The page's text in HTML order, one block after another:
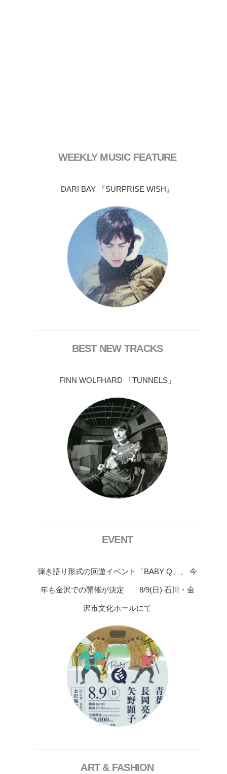
WEEKLY MUSIC FEATURE
DARI BAY 『SURPRISE WISH』
BEST NEW TRACKS
FINN WOLFHARD 「TUNNELS」
EVENT
弾き語り形式の回遊イベント「BABY Q」、 今
年も金沢での開催が決定 8/9(日) 石川・金
沢市文化ホールにて
ART & FASHION